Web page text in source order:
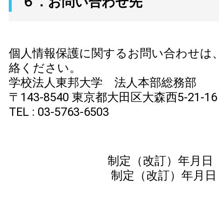
個人情報保護に関するお問い合わせは
絡ください。
学校法人東邦大学 法人本部総務部
〒143-8540 東京都大田区大森西5-21-16
TEL : 03-5763-6503
制定（改訂）年月
制定（改訂）年月